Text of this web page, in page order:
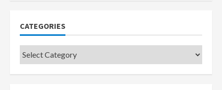
CATEGORIES
Categories